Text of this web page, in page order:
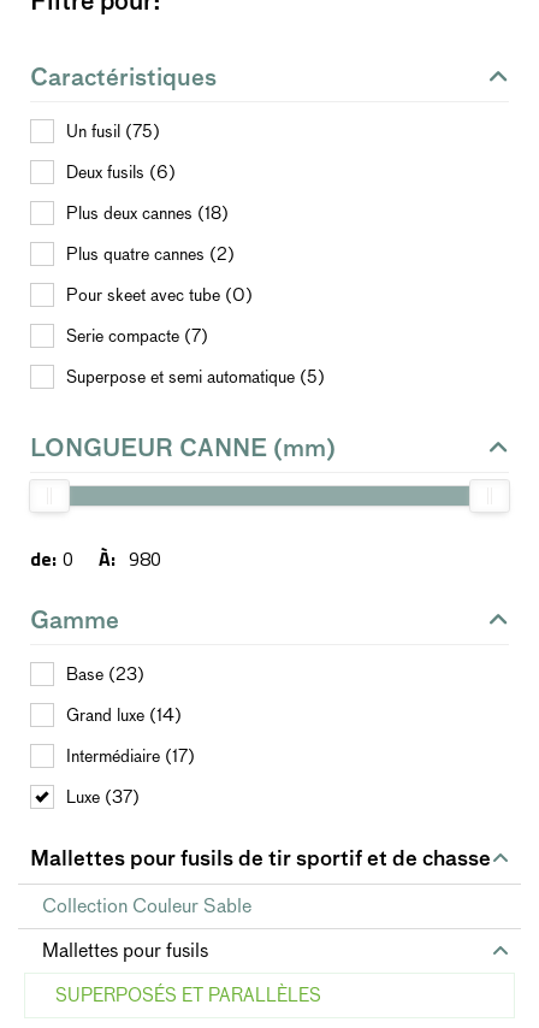
Caractéristiques
Un fusil (75)
Deux fusils (6)
Plus deux cannes (18)
Plus quatre cannes (2)
Pour skeet avec tube (0)
Serie compacte (7)
Superpose et semi automatique (5)
LONGUEUR CANNE (mm)
de: 0 À: 980
Gamme
Base (23)
Grand luxe (14)
Intermédiaire (17)
Luxe (37)
Mallettes pour fusils de tir sportif et de chasse
Collection Couleur Sable
Mallettes pour fusils
SUPERPOSÉS ET PARALLÈLES